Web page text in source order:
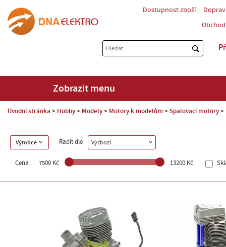
Dostupnost zboží
Zobrazit menu
Úvodní stránka Hobby Modely Motory k modelům Spalovací motory
Výrobce Řadit dle Výchozí
Cena 7500 Kč 13200 Kč